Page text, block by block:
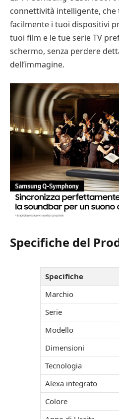
connettività intelligente,
facilmente i tuoi dispositivi
tuoi film e le tue serie TV
schermo, senza perdere
dell’immagine.
Specifiche del
Specifiche
Marchio
Serie
Modello
Dimensioni
Tecnologia
Alexa integrato
Colore